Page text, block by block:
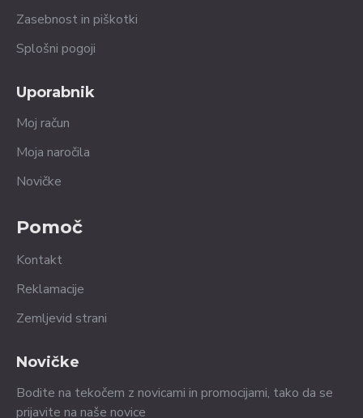
Zasebnost in piškotki
Splošni pogoji
Uporabnik
Moj račun
Moja naročila
Novičke
Pomoč
Kontakt
Reklamacije
Zemljevid strani
Novičke
Bodite na tekočem z novicami in promocijami, tako da se
prijavite na naše novice